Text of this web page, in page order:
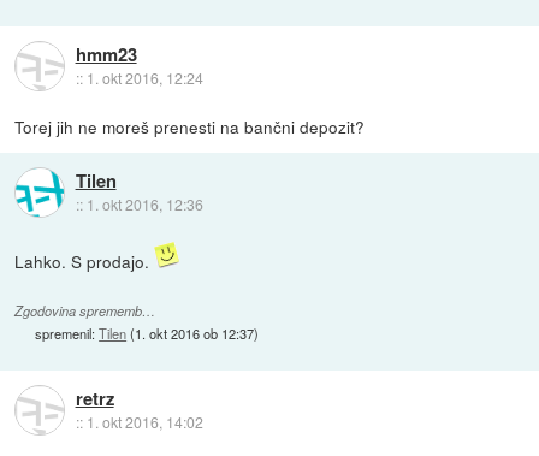
hmm23
:: 1. okt 2016, 12:24
Torej jih ne moreš prenesti na bančni depozit?
Tilen
:: 1. okt 2016, 12:36
Lahko. S prodajo.
Zgodovina sprememb…
spremenil:Tilen(1. okt 2016 ob 12:37)
retrz
:: 1. okt 2016, 14:02